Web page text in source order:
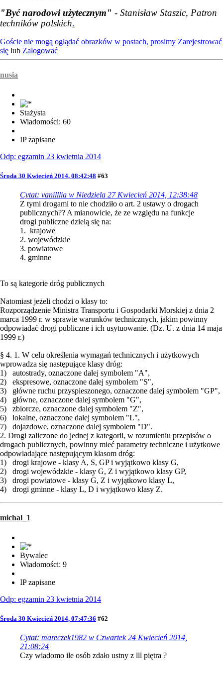
"Być narodowi użytecznym" - Stanisław Staszic, Patron
techników polskich.
Goście nie mogą oglądać obrazków w postach, prosimy Zarejestrować
się lub Zalogować
nusia
Stażysta
Wiadomości: 60
IP zapisane
Odp: egzamin 23 kwietnia 2014
Środa 30 Kwiecień 2014, 08:42:48 #63
Cytat: vanilllia w Niedziela 27 Kwiecień 2014, 12:38:48
Z tymi drogami to nie chodziło o art. 2 ustawy o drogach
publicznych?? A mianowicie, że ze względu na funkcje
drogi publiczne dzielą się na:
1. krajowe
2. wojewódzkie
3. powiatowe
4. gminne
To są kategorie dróg publicznych
Natomiast jeżeli chodzi o klasy to:
Rozporządzenie Ministra Transportu i Gospodarki Morskiej z dnia 2
marca 1999 r. w sprawie warunków technicznych, jakim powinny
odpowiadać drogi publiczne i ich usytuowanie. (Dz. U. z dnia 14 maja
1999 r.)
§ 4. 1. W celu określenia wymagań technicznych i użytkowych
wprowadza się następujące klasy dróg:
1) autostrady, oznaczone dalej symbolem "A",
2) ekspresowe, oznaczone dalej symbolem "S",
3) główne ruchu przyspieszonego, oznaczone dalej symbolem "GP",
4) główne, oznaczone dalej symbolem "G",
5) zbiorcze, oznaczone dalej symbolem "Z",
6) lokalne, oznaczone dalej symbolem "L",
7) dojazdowe, oznaczone dalej symbolem "D".
2. Drogi zaliczone do jednej z kategorii, w rozumieniu przepisów o
drogach publicznych, powinny mieć parametry techniczne i użytkowe
odpowiadające następującym klasom dróg:
1) drogi krajowe - klasy A, S, GP i wyjątkowo klasy G,
2) drogi wojewódzkie - klasy G, Z i wyjątkowo klasy GP,
3) drogi powiatowe - klasy G, Z i wyjątkowo klasy L,
4) drogi gminne - klasy L, D i wyjątkowo klasy Z.
michal_1
Bywalec
Wiadomości: 9
IP zapisane
Odp: egzamin 23 kwietnia 2014
Środa 30 Kwiecień 2014, 07:47:36 #62
Cytat: mareczek1982 w Czwartek 24 Kwiecień 2014,
21:08:24
Czy wiadomo ile osób zdało ustny z lll piętra ?